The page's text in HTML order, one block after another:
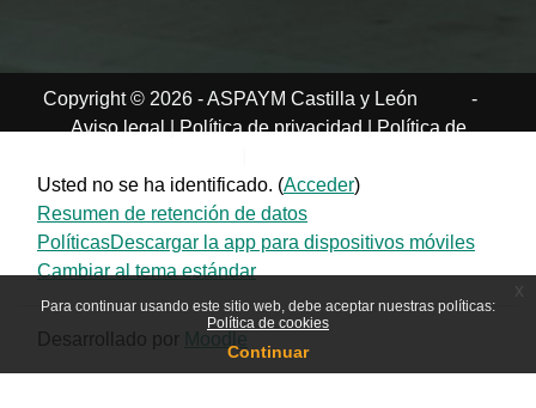
Para continuar usando este sitio web, debe aceptar nuestras políticas:
Política de cookies
Continuar
Copyright © 2026 - ASPAYM Castilla y León
Aviso legal|Política de privacidad|Política de
-
Usted no se ha identificado. (Acceder)
Resumen de retención de datos
PolíticasDescargar la app para dispositivos móviles
Cambiar al tema estándar
Desarrollado por Moodle